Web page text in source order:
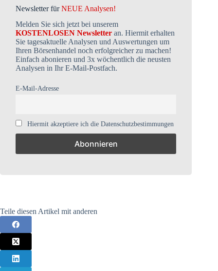
Newsletter fürNEUE Analysen!
Melden Sie sich jetzt bei unserem
KOSTENLOSEN Newsletter an. Hiermit erhalten
Sie tagesaktuelle Analysen und Auswertungen um
Ihren Börsenhandel noch erfolgreicher zu machen!
Einfach abonieren und 3x wöchentlich die neusten
Analysen in Ihr E-Mail-Postfach.
E-Mail-Adresse
Hiermit akzeptiere ich die Datenschutzbestimmungen
Teile diesen Artikel mit anderen